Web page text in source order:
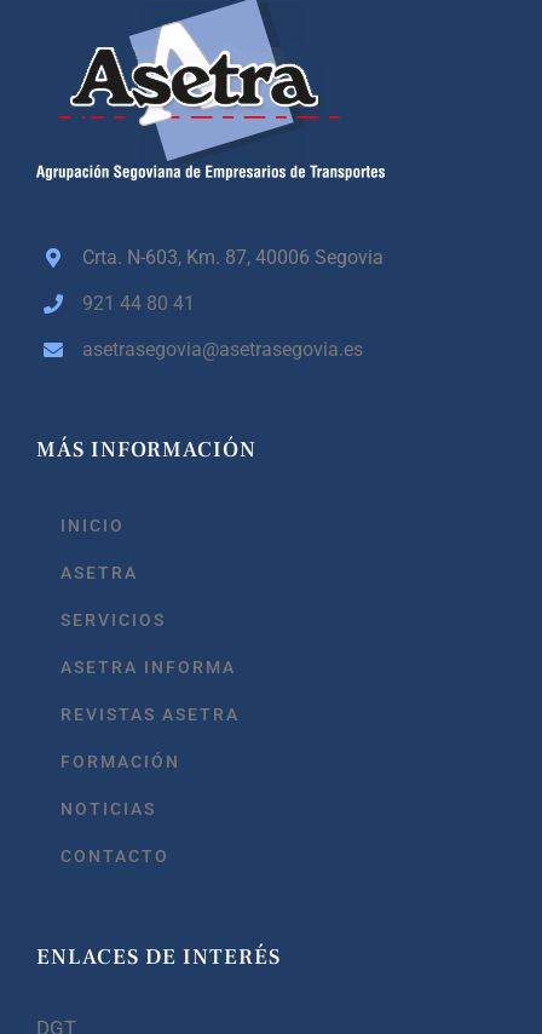
Crta. N-603, Km. 87,40006 Segovia
921 44 80 41
asetrasegovia@asetrasegovia.es
MÁS INFORMACIÓN
INICIO
ASETRA
SERVICIOS
ASETRA INFORMA
REVISTAS ASETRA
FORMACIÓN
NOTICIAS
CONTACTO
ENLACES DE INTERÉS
DGT